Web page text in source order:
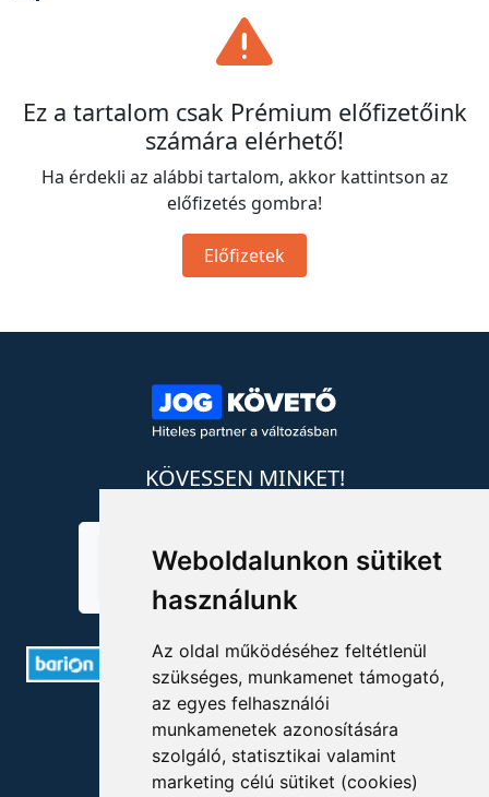
Weboldalunkon sütiket
használunk
Az oldal működéséhez feltétlenül
szükséges, munkamenet támogató,
az egyes felhasználói
munkamenetek azonosítására
szolgáló, statisztikai valamint
marketing célú sütiket (cookies)
Ez a tartalom csak Prémium előfizetőink
számára elérhető!
Ha érdekli az alábbi tartalom, akkor kattintson az
előfizetés gombra!
Előfizetek
KÖVESSEN MINKET!
ELÉRHETŐSÉGEK
+36 1 880 7600